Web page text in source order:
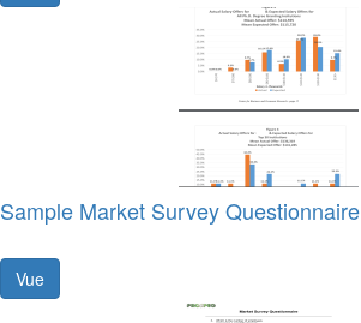
Sample Market Survey Questionnaire
Vue